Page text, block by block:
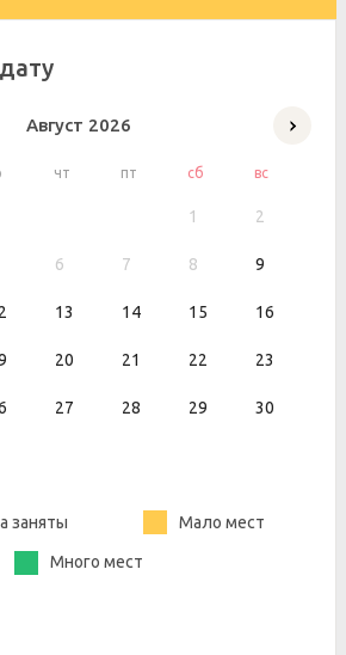
Август 2026
чт пт сб вс
1 2
6 7 8 9
13 14 15 16
20 21 22 23
27 28 29 30
заняты Мало мест
Много мест